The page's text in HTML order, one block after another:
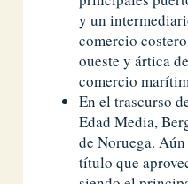
y un
comercio
oueste y ártica
comercio
En el trascurso
Edad Media,
de Noruega.
título que